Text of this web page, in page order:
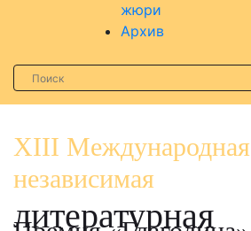
жюри
Архив
XIII Международная
независимая
литературная